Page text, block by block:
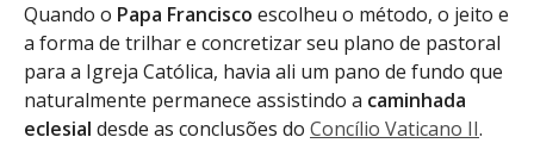
Quando o Papa Francisco escolheu o método, o jeito e
a forma de trilhar e concretizar seu plano de pastoral
para a Igreja Católica, havia ali um pano de fundo que
naturalmente permanece assistindo a caminhada
eclesial desde as conclusões do Concílio Vaticano II.